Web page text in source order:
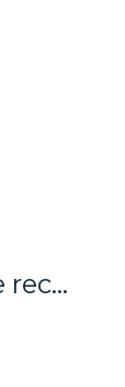
Embarcación de recreo